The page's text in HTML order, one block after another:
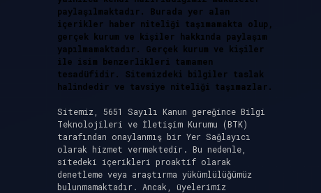
paylaşılmaktadır. Burada yer alan
içerikler haber niteliği taşımamakta olup,
gerçek kurum ve kişiler hakkında paylaşım
yapılmamaktadır. Gerçek kurum ve kişiler
ile isim benzerlikleri tamamen
tesadüfidir. Sitemizdeki bilgiler taslak
halindedir ve tavsiye niteliği taşımazlar.
Sitemiz, 5651 Sayılı Kanun gereğince Bilgi
Teknolojileri ve İletişim Kurumu (BTK)
tarafından onaylanmış bir Yer Sağlayıcı
olarak hizmet vermektedir. Bu nedenle,
sitedeki içerikleri proaktif olarak
denetleme veya araştırma yükümlülüğümüz
bulunmamaktadır. Ancak, üyelerimiz